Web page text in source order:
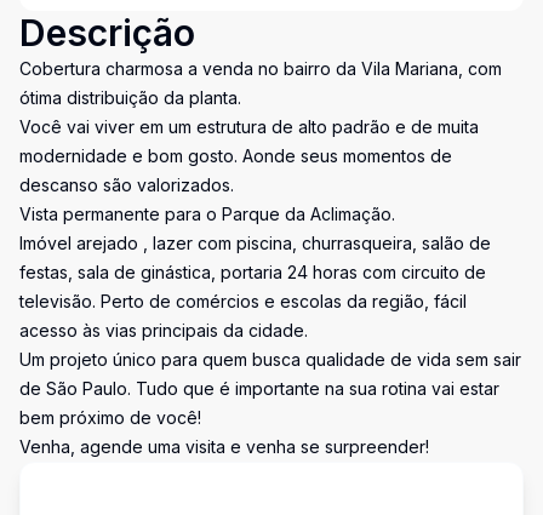
Descrição
Cobertura charmosa a venda no bairro da Vila Mariana, com
ótima distribuição da planta.
Você vai viver em um estrutura de alto padrão e de muita
modernidade e bom gosto. Aonde seus momentos de
descanso são valorizados.
Vista permanente para o Parque da Aclimação.
Imóvel arejado , lazer com piscina, churrasqueira, salão de
festas, sala de ginástica, portaria 24 horas com circuito de
televisão. Perto de comércios e escolas da região, fácil
acesso às vias principais da cidade.
Um projeto único para quem busca qualidade de vida sem sair
de São Paulo. Tudo que é importante na sua rotina vai estar
bem próximo de você!
Venha, agende uma visita e venha se surpreender!